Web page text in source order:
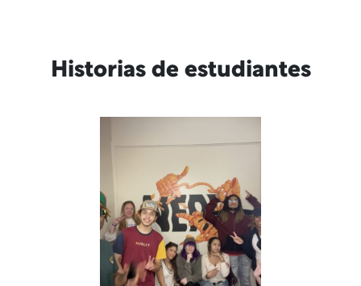
Historias de estudiantes